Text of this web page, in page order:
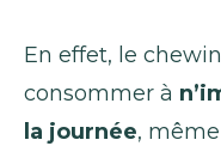
En effet, le
consommer à
la journée,